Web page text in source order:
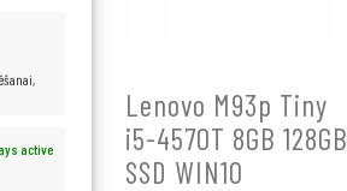
active
Lenovo M93p Tiny
i5-4570T 8GB 128GB
SSD WIN10